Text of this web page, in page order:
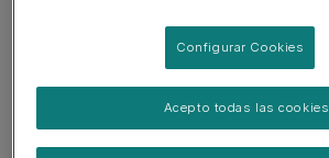
3 Videos on FortiFlora
Configurar Cookies
Acepto todas las cookies